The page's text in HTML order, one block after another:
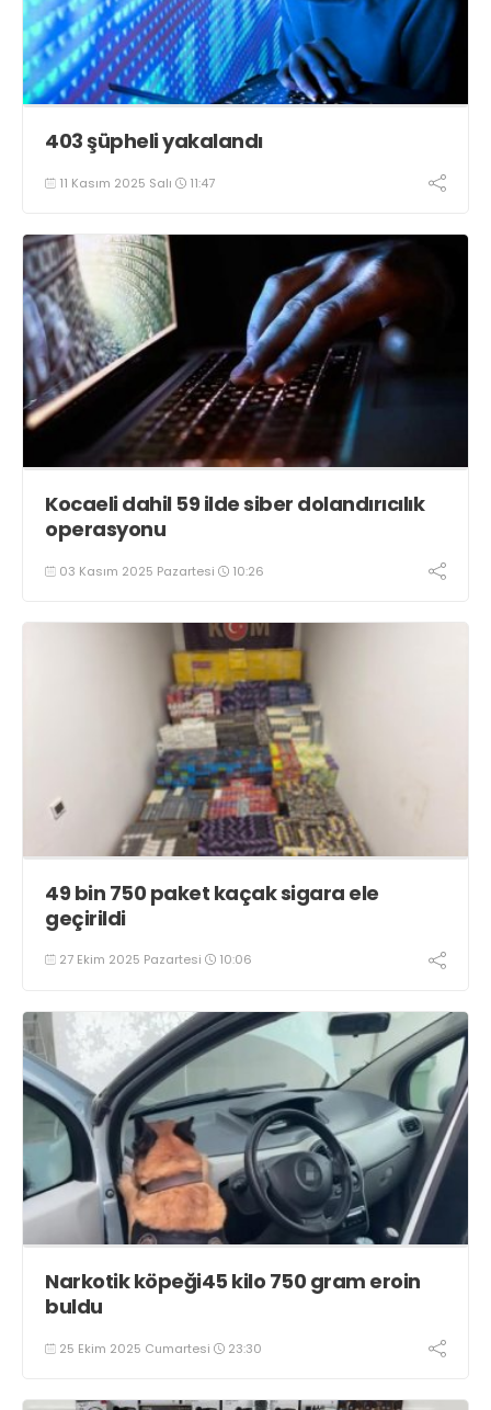
403 şüpheli yakalandı
11 Kasım 2025 Salı 11:47
Kocaeli dahil 59 ilde siber dolandırıcılık
operasyonu
03 Kasım 2025 Pazartesi 10:26
49 bin 750 paket kaçak sigara ele
geçirildi
27 Ekim 2025 Pazartesi 10:06
Narkotik köpeği45 kilo 750 gram eroin
buldu
25 Ekim 2025 Cumartesi 23:30